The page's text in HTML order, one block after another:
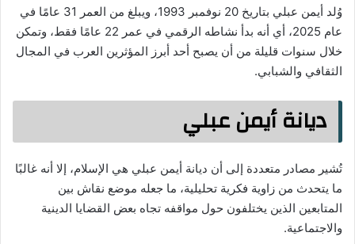
وُلد أيمن عبلي بتاريخ 20 نوفمبر 1993، ويبلغ من العمر 31 عامًا في
عام 2025، أي أنه بدأ نشاطه الرقمي في عمر 22 عامًا فقط، وتمكن
خلال سنوات قليلة من أن يصبح أحد أبرز المؤثرين العرب في المجال
الثقافي والشبابي.
ديانة أيمن عبلي
تُشير مصادر متعددة إلى أن ديانة أيمن عبلي هي الإسلام، إلا أنه غالبًا
ما يتحدث من زاوية فكرية تحليلية، ما جعله موضع نقاش بين
المتابعين الذين يختلفون حول مواقفه تجاه بعض القضايا الدينية
والاجتماعية.